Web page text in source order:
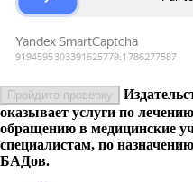
Пройдите проверку
оказывает услуги по
обращению в медицинские
специалистам, по
БАДов.